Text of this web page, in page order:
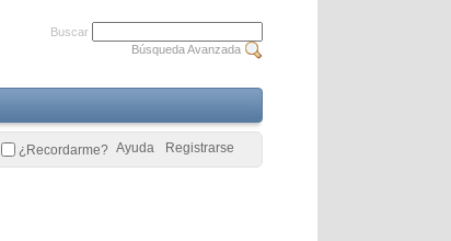
Buscar
Búsqueda Avanzada
Registrarse
Ayuda
¿Recordarme?